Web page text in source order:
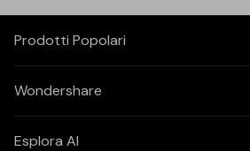
Prodotti Popolari
Wondershare
Esplora AI